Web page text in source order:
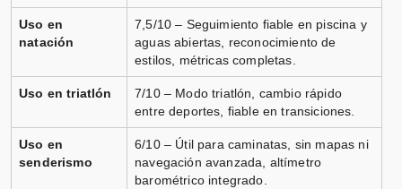
Uso en
natación
7,5/10 – Seguimiento fiable en piscina y
aguas abiertas, reconocimiento de
estilos, métricas completas.
Uso en triatlón
7/10 – Modo triatlón, cambio rápido
entre deportes, fiable en transiciones.
Uso en
senderismo
6/10 – Útil para caminatas, sin mapas ni
navegación avanzada, altímetro
barométrico integrado.